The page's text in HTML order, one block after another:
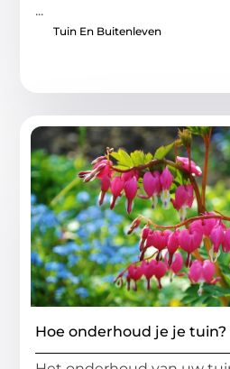
...
Tuin En Buitenleven
Hoe onderhoud je je tuin?